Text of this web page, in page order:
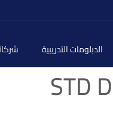
الدبلومات التدريبية
STD